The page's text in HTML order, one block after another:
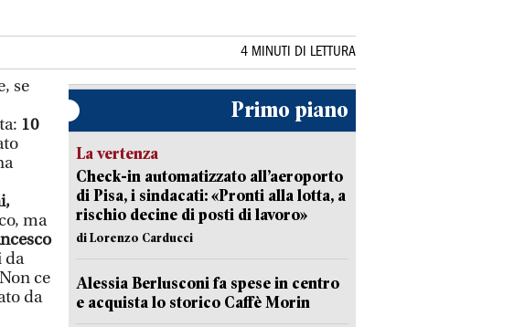
4 MINUTI DI LETTURA
se
10
ma
da
ce
da
Primo piano
La vertenza
Check-in automatizzato all’aeroporto
di Pisa, i sindacati: «Pronti alla lotta, a
rischio decine di posti di lavoro»
di Lorenzo Carducci
Alessia Berlusconi fa spese in centro
e acquista lo storico Caffè Morin